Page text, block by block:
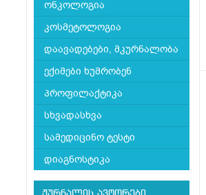
ონკოლოგია
კოსმეტოლოგია
დაავადებები, მკურნალობა
ექიმები ხუმრობენ
პროფილაქტიკა
სხვადასხვა
სამედიცინო ტესტი
დიაგნოსტიკა